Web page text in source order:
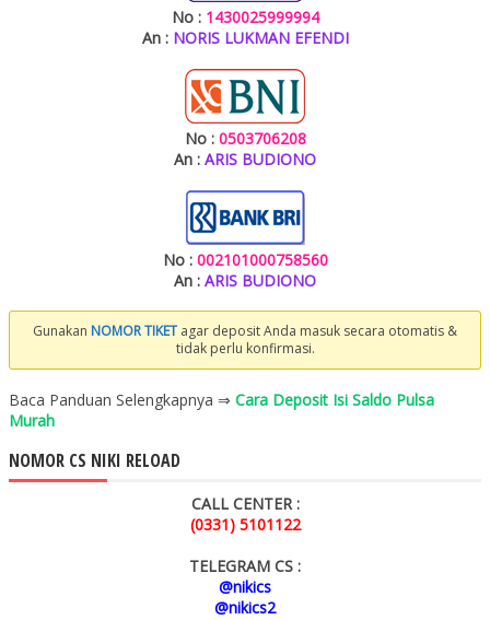
No : 1430025999994
An : NORIS LUKMAN EFENDI
No : 0503706208
An : ARIS BUDIONO
No : 002101000758560
An : ARIS BUDIONO
Gunakan NOMOR TIKET agar deposit Anda masuk secara otomatis &
tidak perlu konfirmasi.
Baca Panduan Selengkapnya ⇒ Cara Deposit Isi Saldo Pulsa
Murah
NOMOR CS NIKI RELOAD
CALL CENTER :
(0331) 5101122
TELEGRAM CS :
@nikics
@nikics2